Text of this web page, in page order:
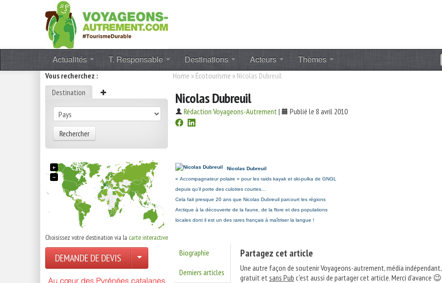
Actualités T. Responsable Destinations Acteurs Thèmes
Vous recherchez :
Destination
Rechercher
+
−
Choisissez votre destination via la carte interactive
DEMANDE DE DEVIS
Home » Écotourisme » Nicolas Dubreuil
Nicolas Dubreuil
Rédaction Voyageons-Autrement| Publié le 8 avril 2010
Nicolas Dubreuil
« Accompagnateur polaire » pour les raids kayak et ski-pulka de GNGL
depuis qu’il porte des culottes courtes…
Cela fait presque 20 ans que Nicolas Dubreuil parcourt les régions
Arctique à la découverte de la faune, de la flore et des populations
locales dont il est un des rares français à maîtriser la langue !
Biographie
Derniers articles
Partagez cet article
Une autre façon de soutenir Voyageons-autrement, média indépendant,
gratuit etsans Pub c'est aussi de partager cet article. Merci d'avance 😉